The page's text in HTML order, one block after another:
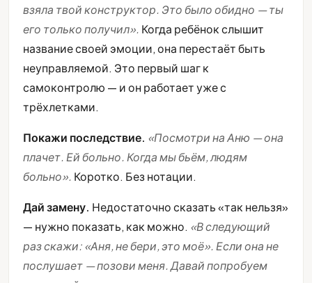
взяла твой конструктор. Это было обидно — ты
его только получил». Когда ребёнок слышит
название своей эмоции, она перестаёт быть
неуправляемой. Это первый шаг к
самоконтролю — и он работает уже с
трёхлетками.
Покажи последствие. «Посмотри на Аню — она
плачет. Ей больно. Когда мы бьём, людям
больно». Коротко. Без нотации.
Дай замену. Недостаточно сказать «так нельзя»
— нужно показать, как можно. «В следующий
раз скажи: «Аня, не бери, это моё». Если она не
послушает — позови меня. Давай попробуем